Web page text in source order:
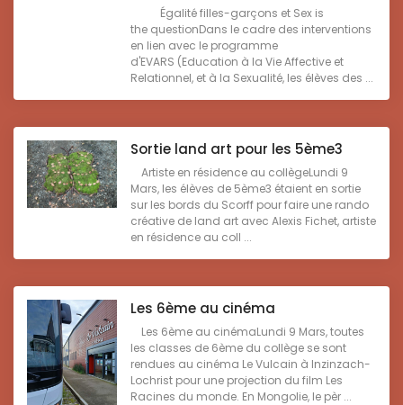
Égalité filles-garçons et Sex is
the questionDans le cadre des interventions
en lien avec le programme
d'EVARS (Education à la Vie Affective et
Relationnel, et à la Sexualité, les élèves des ...
Sortie land art pour les 5ème3
Artiste en résidence au collègeLundi 9
Mars, les élèves de 5ème3 étaient en sortie
sur les bords du Scorff pour faire une rando
créative de land art avec Alexis Fichet, artiste
en résidence au coll ...
Les 6ème au cinéma
Les 6ème au cinémaLundi 9 Mars, toutes
les classes de 6ème du collège se sont
rendues au cinéma Le Vulcain à Inzinzach-
Lochrist pour une projection du film Les
Racines du monde. En Mongolie, le pèr ...